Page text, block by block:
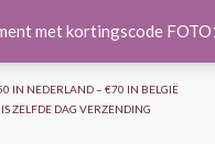
met kortingscode
IN NEDERLAND – €70 IN BELGIË
ZELFDE DAG VERZENDING